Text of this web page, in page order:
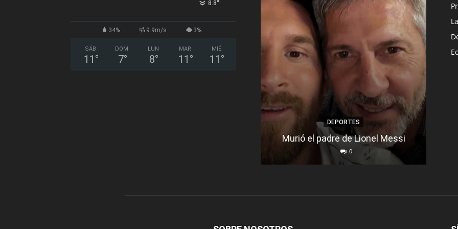
8.8°
34% 9.9m/s 3%
SÁB
11 °
DOM
7°
LUN
8°
MAR
11 °
MIÉ
11 °
DEPORTES
Murió el padre de Lionel Messi
0